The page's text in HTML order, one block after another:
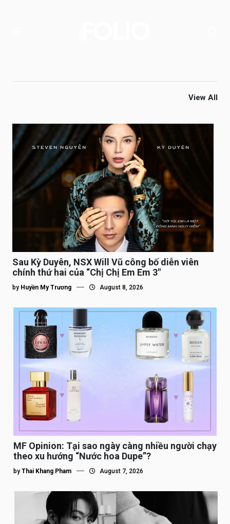
View All
Sau Kỳ Duyên, NSX Will Vũ công bố diễn viên
chính thứ hai của “Chị Chị Em Em 3″
by Huyền My Trương August 8, 2026
MF Opinion: Tại sao ngày càng nhiều người chạy
theo xu hướng “Nước hoa Dupe”?
by Thai Khang Pham August 7, 2026